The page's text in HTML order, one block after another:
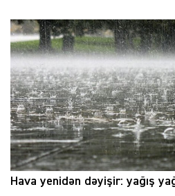
Hava yenidən dəyişir: yağış